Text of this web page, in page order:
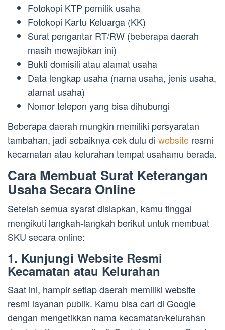
Fotokopi KTP pemilik usaha
Fotokopi Kartu Keluarga (KK)
Surat pengantar RT/RW (beberapa daerah
masih mewajibkan ini)
Bukti domisili atau alamat usaha
Data lengkap usaha (nama usaha, jenis usaha,
alamat usaha)
Nomor telepon yang bisa dihubungi
Beberapa daerah mungkin memiliki persyaratan
tambahan, jadi sebaiknya cek dulu di website resmi
kecamatan atau kelurahan tempat usahamu berada.
Cara Membuat Surat Keterangan
Usaha Secara Online
Setelah semua syarat disiapkan, kamu tinggal
mengikuti langkah-langkah berikut untuk membuat
SKU secara online:
1. Kunjungi Website Resmi
Kecamatan atau Kelurahan
Saat ini, hampir setiap daerah memiliki website
resmi layanan publik. Kamu bisa cari di Google
dengan mengetikkan nama kecamatan/kelurahan